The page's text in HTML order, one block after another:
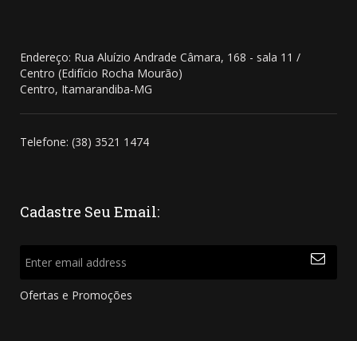
Endereço: Rua Aluízio Andrade Câmara, 168 - sala 11 /
Centro (Edifício Rocha Mourão)
Centro, Itamarandiba-MG
Telefone: (38) 3521 1474
Cadastre Seu Email:
Ofertas e Promoções